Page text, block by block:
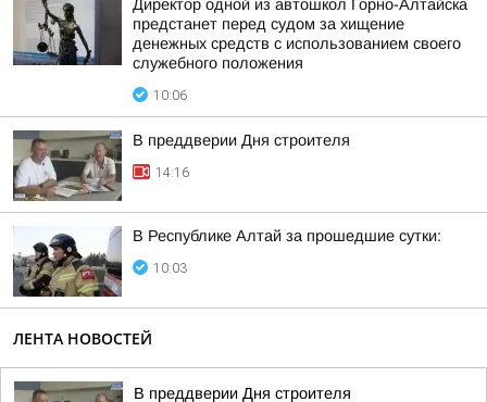
Директор одной из автошкол Горно-Алтайска
предстанет перед судом за хищение
денежных средств с использованием своего
служебного положения
10:06
В преддверии Дня строителя
14:16
В Республике Алтай за прошедшие сутки:
10:03
ЛЕНТА НОВОСТЕЙ
В преддверии Дня строителя